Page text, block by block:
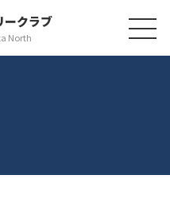
ークラブ
North